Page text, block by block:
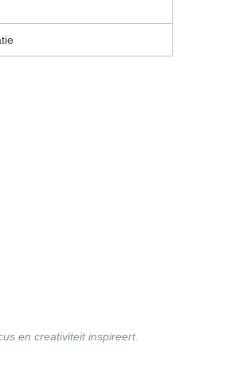
en creativiteit inspireert.